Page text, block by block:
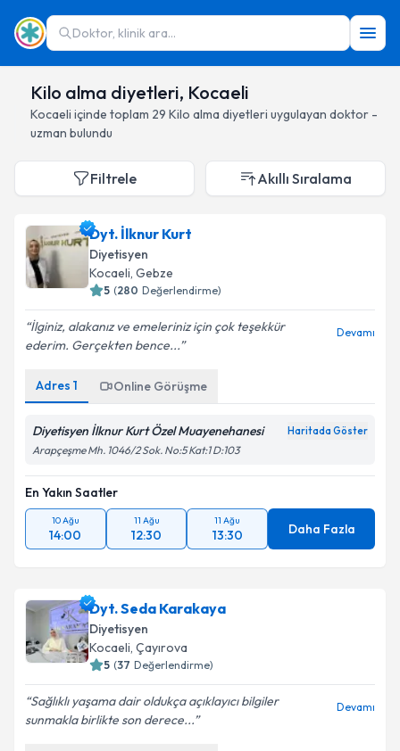
Doktor, klinik ara...
Kilo alma diyetleri, Kocaeli
Kocaeli içinde toplam 29 Kilo alma diyetleri uygulayan doktor -
uzman bulundu
Filtrele Akıllı Sıralama
Dyt. İlknur Kurt
Diyetisyen
Kocaeli, Gebze
5 (280 Değerlendirme)
İlginiz, alakanız ve emeleriniz için çok teşekkür
ederim. Gerçekten bence...
Devamı
Adres 1 Online Görüşme
Diyetisyen İlknur Kurt Özel Muayenehanesi Haritada Göster
Arapçeşme Mh. 1046/2 Sok. No:5 Kat:1 D:103
En Yakın Saatler
10 Ağu
14:00
11 Ağu
12:30
11 Ağu
13:30 Daha Fazla
Dyt. Seda Karakaya
Diyetisyen
Kocaeli, Çayırova
5 (37 Değerlendirme)
Sağlıklı yaşama dair oldukça açıklayıcı bilgiler
sunmakla birlikte son derece...
Devamı